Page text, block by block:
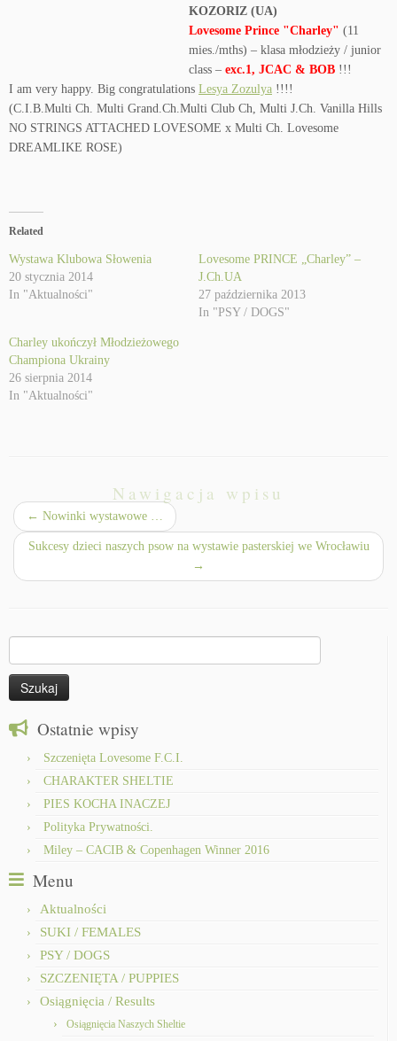
KOZORIZ (UA)
Lovesome Prince "Charley" (11
mies./mths) – klasa młodzieży / junior
class – exc.1, JCAC & BOB !!!
I am very happy. Big congratulations Lesya Zozulya !!!!
(C.I.B.Multi Ch. Multi Grand.Ch.Multi Club Ch, Multi J.Ch. Vanilla Hills
NO STRINGS ATTACHED LOVESOME x Multi Ch. Lovesome
DREAMLIKE ROSE)
Related
Wystawa Klubowa Słowenia
20 stycznia 2014
In "Aktualności"
Lovesome PRINCE „Charley” –
J.Ch.UA
27 października 2013
In "PSY / DOGS"
Charley ukończył Młodzieżowego
Championa Ukrainy
26 sierpnia 2014
In "Aktualności"
Nawigacja wpisu
← Nowinki wystawowe …
Sukcesy dzieci naszych psow na wystawie pasterskiej we Wrocławiu
→
Ostatnie wpisy
Szczenięta Lovesome F.C.I.
CHARAKTER SHELTIE
PIES KOCHA INACZEJ
Polityka Prywatności.
Miley – CACIB & Copenhagen Winner 2016
Menu
Aktualności
SUKI / FEMALES
PSY / DOGS
SZCZENIĘTA / PUPPIES
Osiągnięcia / Results
Osiągnięcia Naszych Sheltie